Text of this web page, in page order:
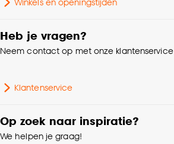
cookieverklaring
Aantal stuks
Winkels en openingstijden
Heb je vragen?
Neem contact op met onze klantenservice
Klantenservice
Op zoek naar inspiratie?
We helpen je graag!